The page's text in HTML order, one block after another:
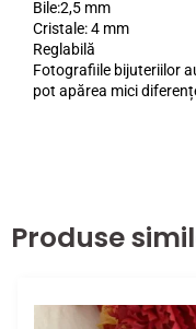
Bile:2,5 mm
Cristale: 4 mm
Reglabilă
Fotografiile bijuteriilor
pot apărea mici
Produse